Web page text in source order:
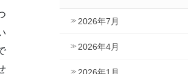
2026年7月
2026年4月